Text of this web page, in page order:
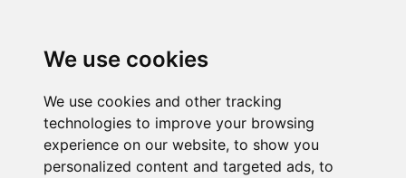
We use cookies
We use cookies and other tracking
technologies to improve your browsing
experience on our website, to show you
personalized content and targeted ads, to